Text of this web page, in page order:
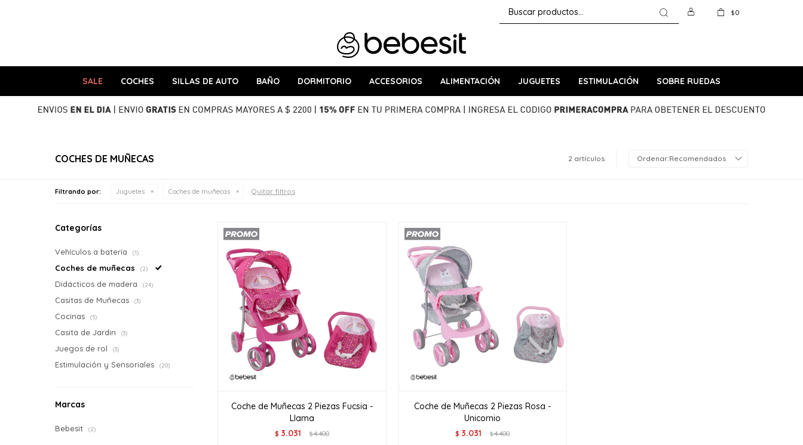
SALE COCHES SILLAS DE AUTO BAÑO DORMITORIO ACCESORIOS ALIMENTACIÓN JUGUETES ESTIMULACIÓN SOBRE RUEDAS
$0
COCHES DE MUÑECAS 2 artículos Recomendados
Filtrando por: Juguetes Coches de muñecas Quitar filtros
Coche de Muñecas 2 Piezas Fucsia -
Llama
$ 3.031 $4.400
Coche de Muñecas 2 Piezas Rosa -
Unicornio
$ 3.031 $4.400
Categorías
Vehículos a batería (1)
Coches de muñecas (2)
Didácticos de madera (24)
Casitas de Muñecas (3)
Cocinas (5)
Casita de Jardin (3)
Juegos de rol (3)
Estimulación y Sensoriales (20)
Marcas
Bebesit (2)